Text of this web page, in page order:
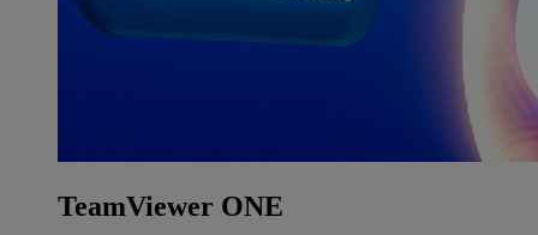
TeamViewer ONE